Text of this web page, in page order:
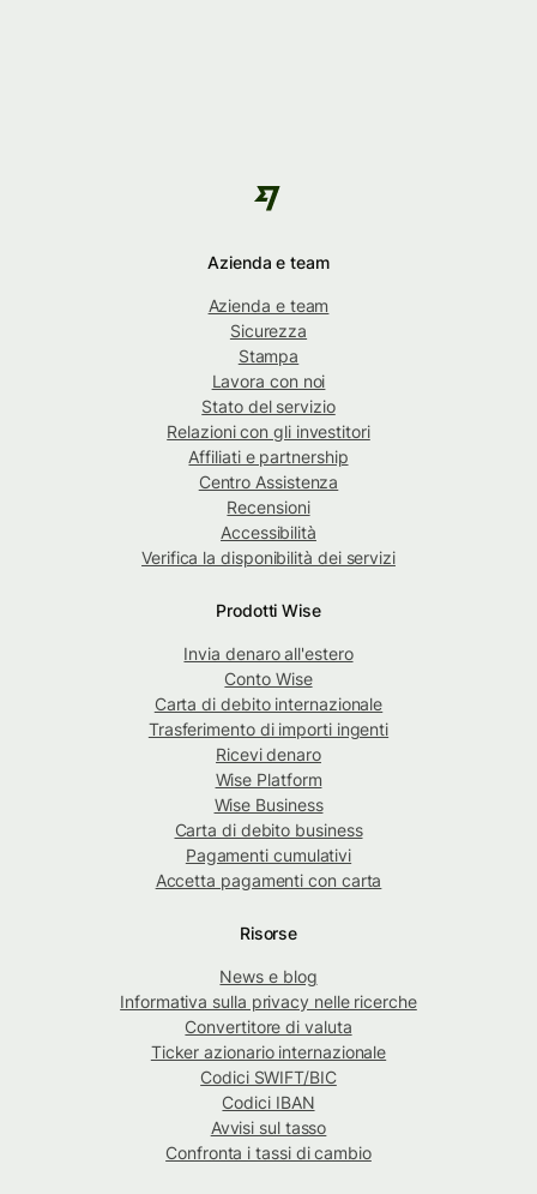
Azienda e team
Azienda e team
Sicurezza
Stampa
Lavora con noi
Stato del servizio
Relazioni con gli investitori
Affiliati e partnership
Centro Assistenza
Recensioni
Accessibilità
Verifica la disponibilità dei servizi
Prodotti Wise
Invia denaro all'estero
Conto Wise
Carta di debito internazionale
Trasferimento di importi ingenti
Ricevi denaro
Wise Platform
Wise Business
Carta di debito business
Pagamenti cumulativi
Accetta pagamenti con carta
Risorse
News e blog
Informativa sulla privacy nelle ricerche
Convertitore di valuta
Ticker azionario internazionale
Codici SWIFT/BIC
Codici IBAN
Avvisi sul tasso
Confronta i tassi di cambio